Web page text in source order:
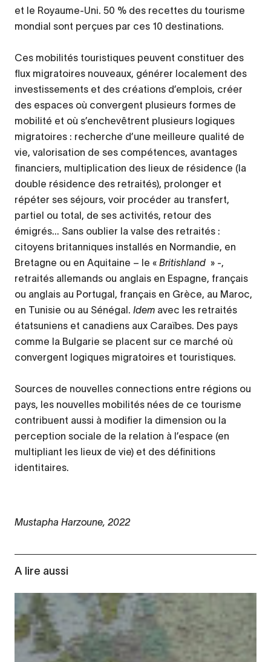
et le Royaume-Uni. 50 % des recettes du tourisme
mondial sont perçues par ces 10 destinations.
Ces mobilités touristiques peuvent constituer des
flux migratoires nouveaux, générer localement des
investissements et des créations d’emplois, créer
des espaces où convergent plusieurs formes de
mobilité et où s’enchevêtrent plusieurs logiques
migratoires : recherche d’une meilleure qualité de
vie, valorisation de ses compétences, avantages
financiers, multiplication des lieux de résidence (la
double résidence des retraités), prolonger et
répéter ses séjours, voir procéder au transfert,
partiel ou total, de ses activités, retour des
émigrés... Sans oublier la valse des retraités :
citoyens britanniques installés en Normandie, en
Bretagne ou en Aquitaine – le « Britishland » -,
retraités allemands ou anglais en Espagne, français
ou anglais au Portugal, français en Grèce, au Maroc,
en Tunisie ou au Sénégal. Idem avec les retraités
étatsuniens et canadiens aux Caraïbes. Des pays
comme la Bulgarie se placent sur ce marché où
convergent logiques migratoires et touristiques.
Sources de nouvelles connections entre régions ou
pays, les nouvelles mobilités nées de ce tourisme
contribuent aussi à modifier la dimension ou la
perception sociale de la relation à l’espace (en
multipliant les lieux de vie) et des définitions
identitaires.
Mustapha Harzoune, 2022
A lire aussi